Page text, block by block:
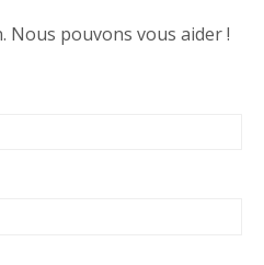
Nous pouvons vous aider !